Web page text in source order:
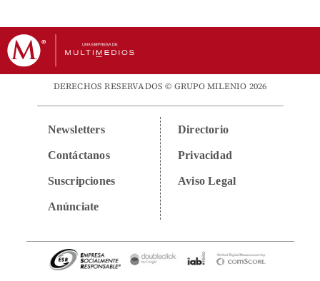
DERECHOS RESERVADOS © GRUPO MILENIO 2026
Newsletters
Contáctanos
Suscripciones
Anúnciate
Directorio
Privacidad
Aviso Legal